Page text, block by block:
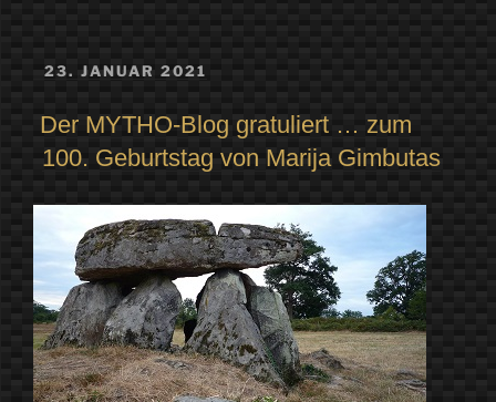
Fussabdruck
Gottes
(S’Imprenta
Déus)“
VERÖFFENTLICHT
23. JANUAR 2021
Der MYTHO-Blog gratuliert … zum
100. Geburtstag von Marija Gimbutas